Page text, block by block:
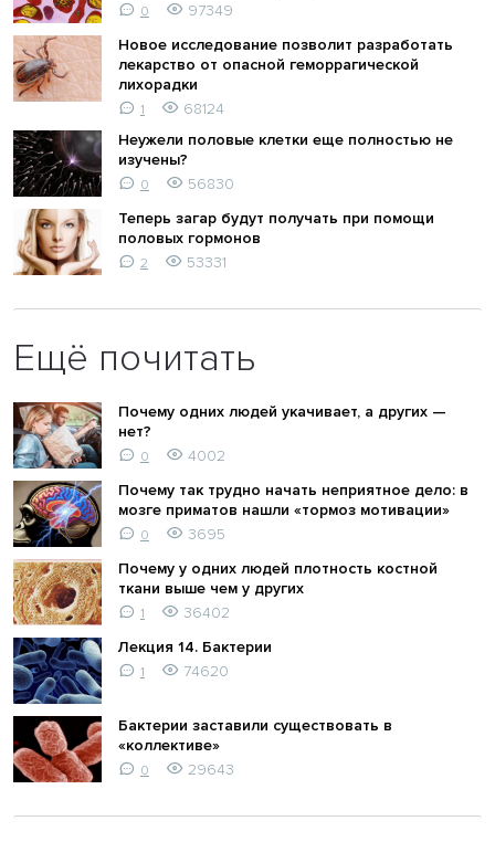
0
97349
Новое исследование позволит разработать
лекарство от опасной геморрагической
лихорадки
1
68124
Неужели половые клетки еще полностью не
изучены?
0
56830
Теперь загар будут получать при помощи
половых гормонов
2 53331
Ещё почитать
Почему одних людей укачивает, а других —
нет?
0
4002
Почему так трудно начать неприятное дело: в
мозге приматов нашли «тормоз мотивации»
0
3695
Почему у одних людей плотность костной
ткани выше чем у других
1
36402
Лекция 14. Бактерии
1 74620
Бактерии заставили существовать в
«коллективе»
0 29643